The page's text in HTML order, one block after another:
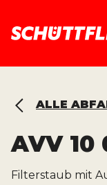
ALLE
AVV 10
Filterstaub mit